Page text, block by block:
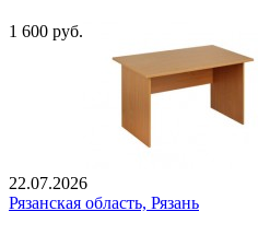
1 600 руб.
22.07.2026
Рязанская область, Рязань